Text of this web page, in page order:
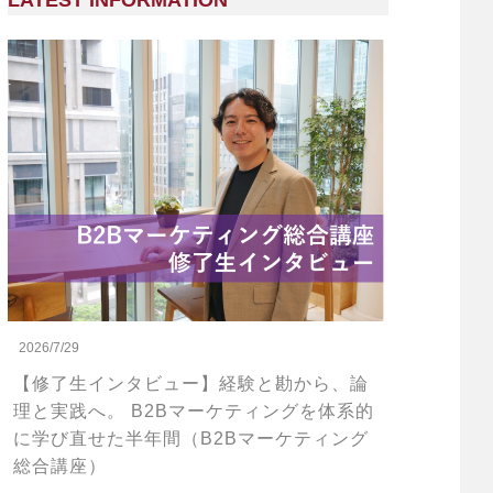
2026/7/29
【修了生インタビュー】経験と勘から、論
理と実践へ。 B2Bマーケティングを体系的
に学び直せた半年間（B2Bマーケティング
総合講座）